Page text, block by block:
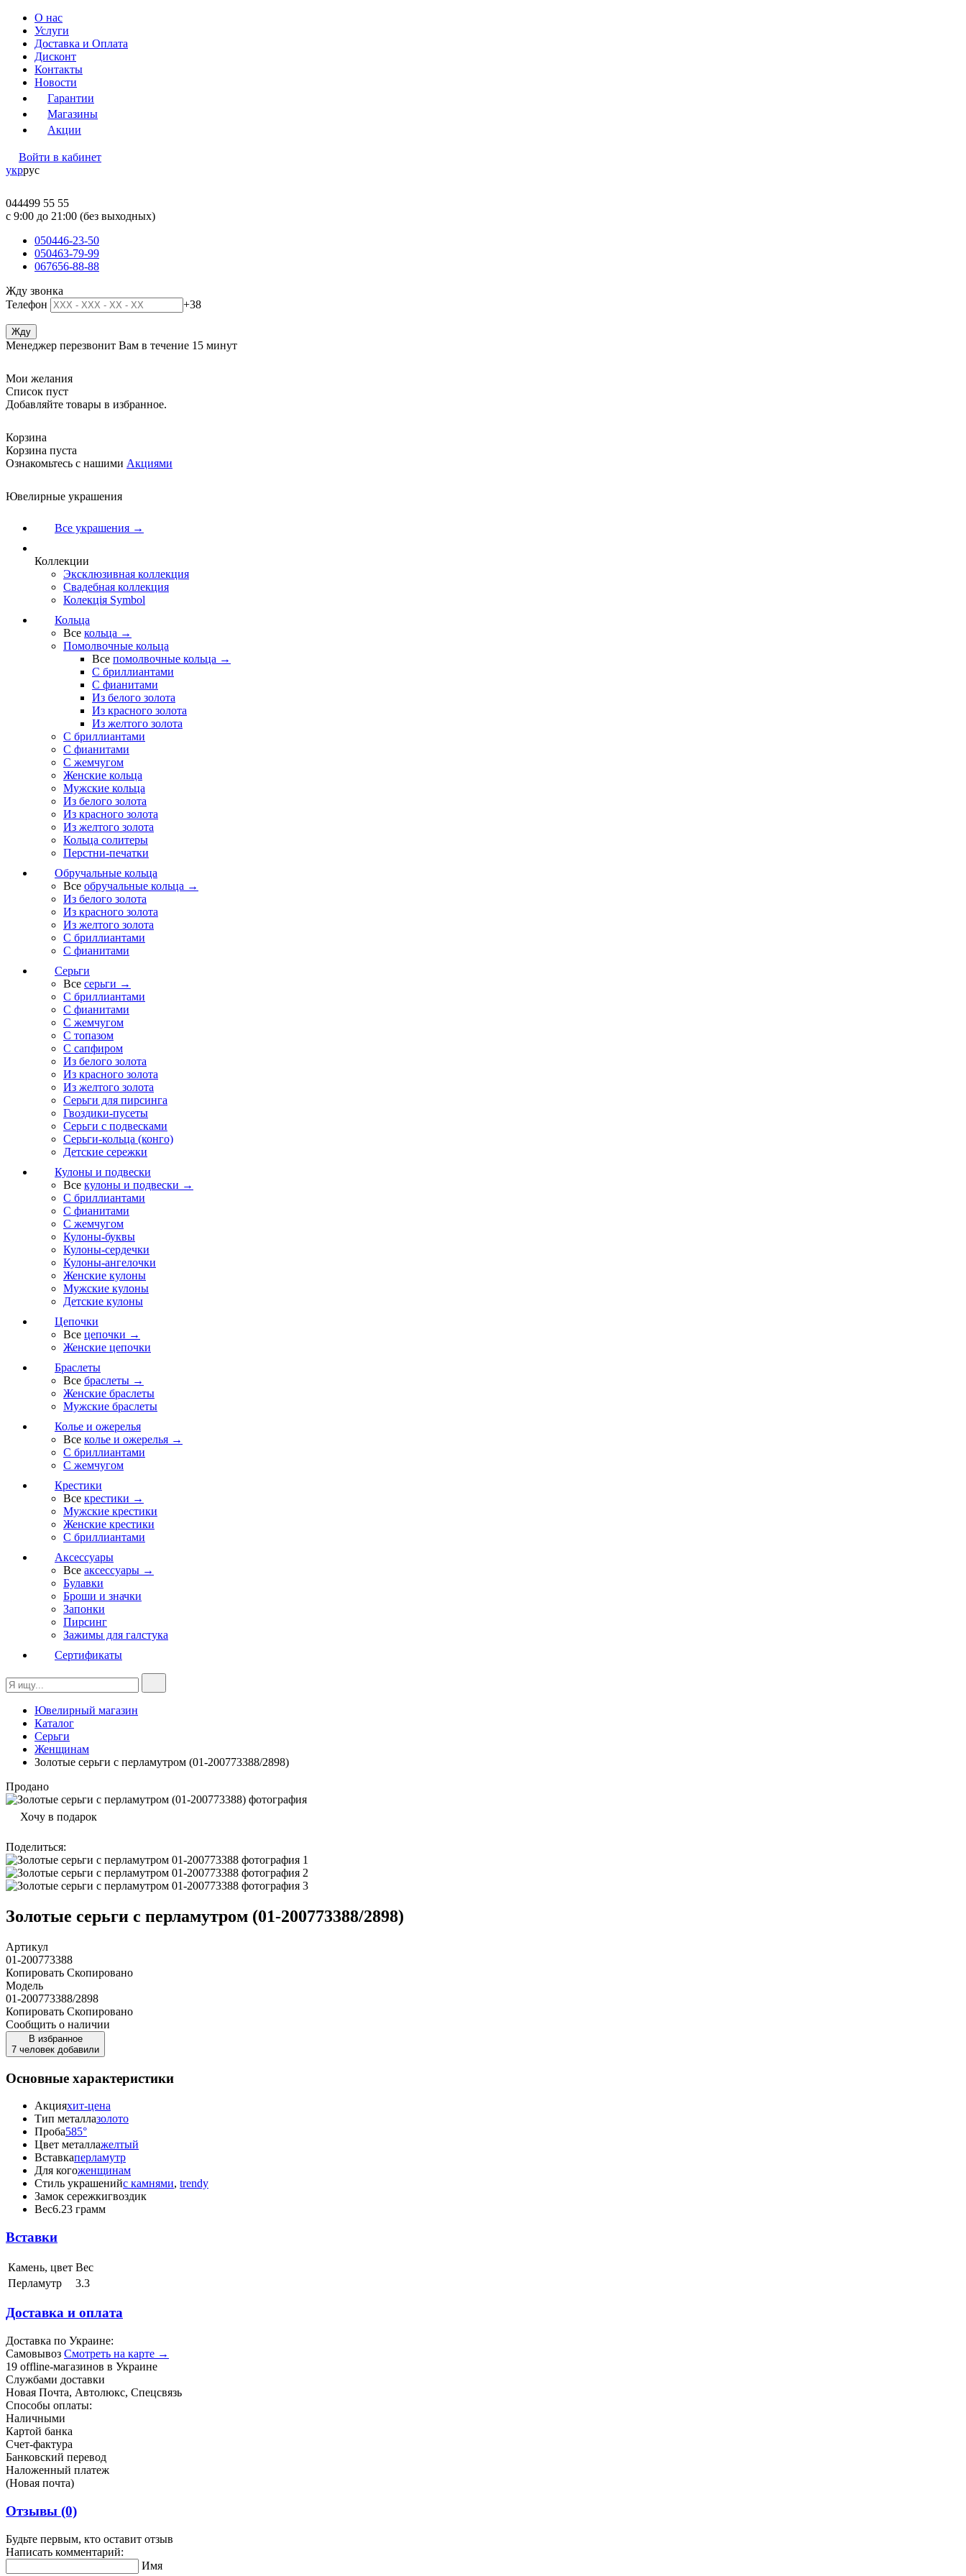
О нас
Услуги
Доставка и Оплата
Дисконт
Контакты
Новости
Гарантии
Магазины
Акции
Войти в кабинет
укррус
044499 55 55
c 9:00 до 21:00 (без выходных)
050446-23-50
050463-79-99
067656-88-88
Жду звонка
Телефон
+38
Менеджер перезвонит Вам в течение 15 минут
Мои желания
Список пуст
Добавляйте товары в избранное.
Корзина
Корзина пуста
Ознакомьтесь с нашими Акциями
Ювелирные украшения
Все украшения →
Коллекции
Эксклюзивная коллекция
Свадебная коллекция
Колекція Symbol
Кольца
Все кольца →
Помолвочные кольца
Все помолвочные кольца →
С бриллиантами
С фианитами
Из белого золота
Из красного золота
Из желтого золота
С бриллиантами
С фианитами
С жемчугом
Женские кольца
Мужские кольца
Из белого золота
Из красного золота
Из желтого золота
Кольца солитеры
Перстни-печатки
Обручальные кольца
Все обручальные кольца →
Из белого золота
Из красного золота
Из желтого золота
С бриллиантами
С фианитами
Серьги
Все серьги →
С бриллиантами
С фианитами
С жемчугом
С топазом
С сапфиром
Из белого золота
Из красного золота
Из желтого золота
Серьги для пирсинга
Гвоздики-пусеты
Серьги с подвесками
Серьги-кольца (конго)
Детские сережки
Кулоны и подвески
Все кулоны и подвески →
С бриллиантами
С фианитами
С жемчугом
Кулоны-буквы
Кулоны-сердечки
Кулоны-ангелочки
Женские кулоны
Мужские кулоны
Детские кулоны
Цепочки
Все цепочки →
Женские цепочки
Браслеты
Все браслеты →
Женские браслеты
Мужские браслеты
Колье и ожерелья
Все колье и ожерелья →
С бриллиантами
С жемчугом
Крестики
Все крестики →
Мужские крестики
Женские крестики
С бриллиантами
Аксессуары
Все аксессуары →
Булавки
Броши и значки
Запонки
Пирсинг
Зажимы для галстука
Сертификаты
Ювелирный магазин
Каталог
Серьги
Женщинам
Золотые серьги с перламутром (01-200773388/2898)
Продано
Хочу в подарок
Поделиться:
Золотые серьги с перламутром (01-200773388/2898)
Артикул
01-200773388
Копировать Скопировано
Модель
01-200773388/2898
Копировать Скопировано
Сообщить о наличии
В избранное
7 человек добавили
Основные характеристики
Акцияхит-цена
Тип металлазолото
Проба585°
Цвет металлажелтый
Вставкаперламутр
Для когоженщинам
Стиль украшенийс камнями, trendy
Замок сережкигвоздик
Вес6.23 грамм
Вставки
Камень, цвет Вес
Перламутр
3.3
Доставка и оплата
Доставка по Украине:
Самовывоз Смотреть на карте →
19 offline-магазинов в Украине
Службами доставки
Новая Почта, Автолюкс, Спецсвязь
Способы оплаты:
Наличными
Картой банка
Счет-фактура
Банковский перевод
Наложенный платеж
(Новая почта)
Отзывы (0)
Будьте первым, кто оставит отзыв
Написать комментарий:
Имя